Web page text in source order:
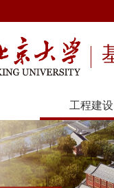
工程建设